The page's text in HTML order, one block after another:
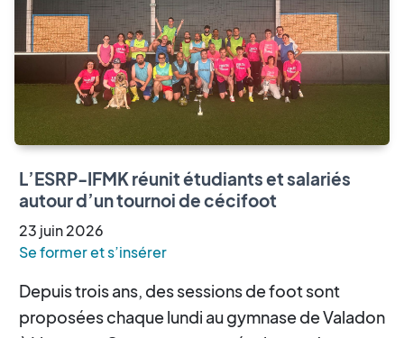
L’ESRP-IFMK réunit étudiants et salariés
autour d’un tournoi de cécifoot
23 juin2026
Se former et s’insérer
Depuis trois ans, des sessions de foot sont
proposées chaque lundi au gymnase de Valadon